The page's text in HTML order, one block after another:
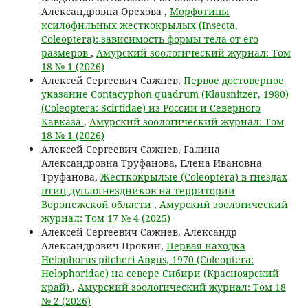
Александровна Орехова , Морфотипы
ксилофильных жесткокрылых (Insecta,
Coleoptera): зависимость формы тела от его
размеров , Амурский зоологический журнал: Том
18 № 1 (2026)
Алексей Сергеевич Сажнев, Первое достоверное
указание Contacyphon quadrum (Klausnitzer, 1980)
(Coleoptera: Scirtidae) из России и Северного
Кавказа , Амурский зоологический журнал: Том
18 № 1 (2026)
Алексей Сергеевич Сажнев, Галина
Александровна Труфанова, Елена Ивановна
Труфанова, Жесткокрылые (Coleoptera) в гнездах
птиц-дуплогнездников на территории
Воронежской области , Амурский зоологический
журнал: Том 17 № 4 (2025)
Алексей Сергеевич Сажнев, Александр
Александрович Прокин, Первая находка
Helophorus pitcheri Angus, 1970 (Coleoptera:
Helophoridae) на севере Сибири (Красноярский
край) , Амурский зоологический журнал: Том 18
№ 2 (2026)